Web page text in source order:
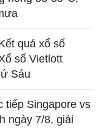
quả xổ số
số Vietlott
Sáu
tiếp Singapore vs
ngày 7/8, giải